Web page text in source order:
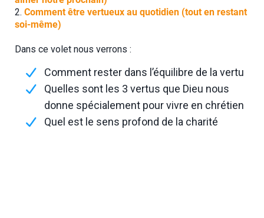
2. Comment être vertueux au quotidien (tout en restant
soi-même)
Dans ce volet nous verrons :
Comment rester dans l’équilibre de la vertu
Quelles sont les 3 vertus que Dieu nous
donne spécialement pour vivre en chrétien
Quel est le sens profond de la charité